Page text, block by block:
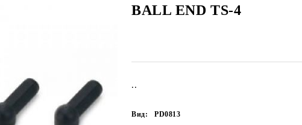
BALL END TS-4
..
Вид: PD0813